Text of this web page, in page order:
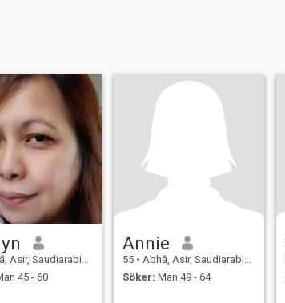
Asir, Saudiarabien
45 - 60
Annie
55 • Abhā, Asir, Saudiarabien
Söker: Man 49 - 64